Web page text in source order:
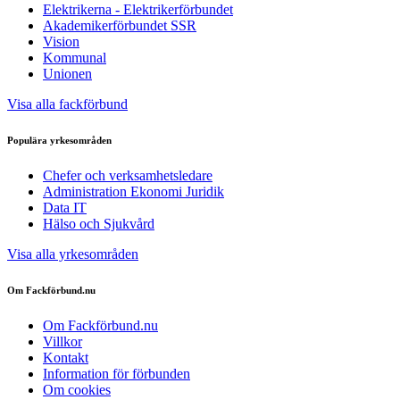
Elektrikerna - Elektrikerförbundet
Akademikerförbundet SSR
Vision
Kommunal
Unionen
Visa alla fackförbund
Populära yrkesområden
Chefer och verksamhetsledare
Administration Ekonomi Juridik
Data IT
Hälso och Sjukvård
Visa alla yrkesområden
Om Fackförbund.nu
Om Fackförbund.nu
Villkor
Kontakt
Information för förbunden
Om cookies